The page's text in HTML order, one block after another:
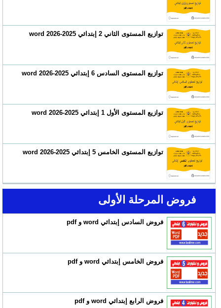
توازيع المستوى الثاني 2 إبتدائي 2025-2026 word
توازيع المستوى السادس 6 إبتدائي 2025-2026 word
توازيع المستوى الأول 1 إبتدائي 2025-2026 word
توازيع المستوى الخامس 5 إبتدائي 2025-2026 word
فروض المرحلة الأولى
فروض السادس إبتدائي word و pdf
فروض الخامس إبتدائي word و pdf
فروض الرابع إبتدائي word و pdf